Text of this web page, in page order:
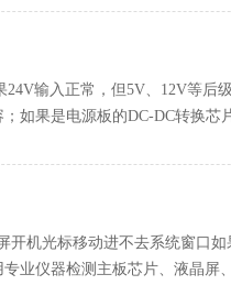
输入正常，但5V、12V等后
如果是电源板的DC-DC转换芯
开机光标移动进不去系统窗口
业仪器检测主板芯片、液晶屏